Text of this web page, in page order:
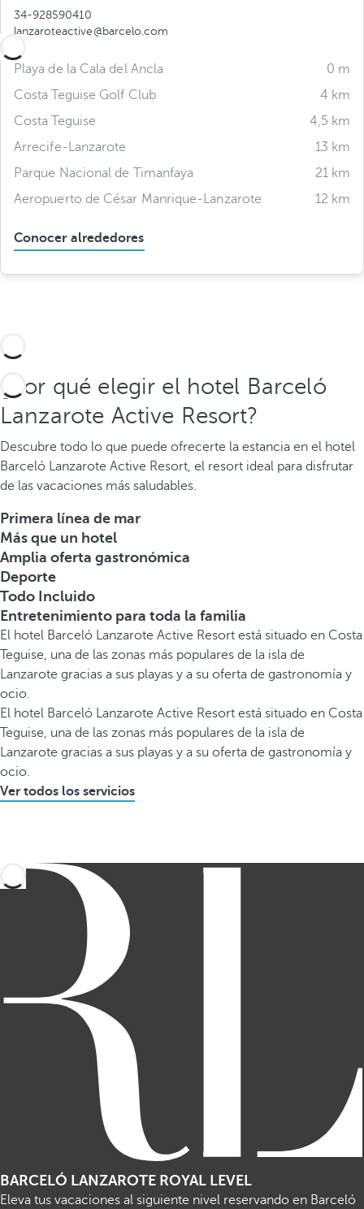
34-928590410
lanzaroteactive@barcelo.com
Playa de la Cala del Ancla
0 m
Costa Teguise Golf Club
4 km
Costa Teguise
4,5 km
Arrecife-Lanzarote
13 km
Parque Nacional de Timanfaya
21 km
Aeropuerto de César Manrique-Lanzarote
12 km
Conocer alrededores
¿Por qué elegir el hotel Barceló
Lanzarote Active Resort?
Descubre todo lo que puede ofrecerte la estancia en el hotel
Barceló Lanzarote Active Resort, el resort ideal para disfrutar
de las vacaciones más saludables.
Primera línea de mar
Más que un hotel
Amplia oferta gastronómica
Deporte
Todo Incluido
Entretenimiento para toda la familia
El hotel Barceló Lanzarote Active Resort está situado en Costa
Teguise, una de las zonas más populares de la isla de
Lanzarote gracias a sus playas y a su oferta de gastronomía y
ocio.
El hotel Barceló Lanzarote Active Resort está situado en Costa
Teguise, una de las zonas más populares de la isla de
Lanzarote gracias a sus playas y a su oferta de gastronomía y
ocio.
Ver todos los servicios
BARCELÓ LANZAROTE ROYAL LEVEL
Eleva tus vacaciones al siguiente nivel reservando en Barceló